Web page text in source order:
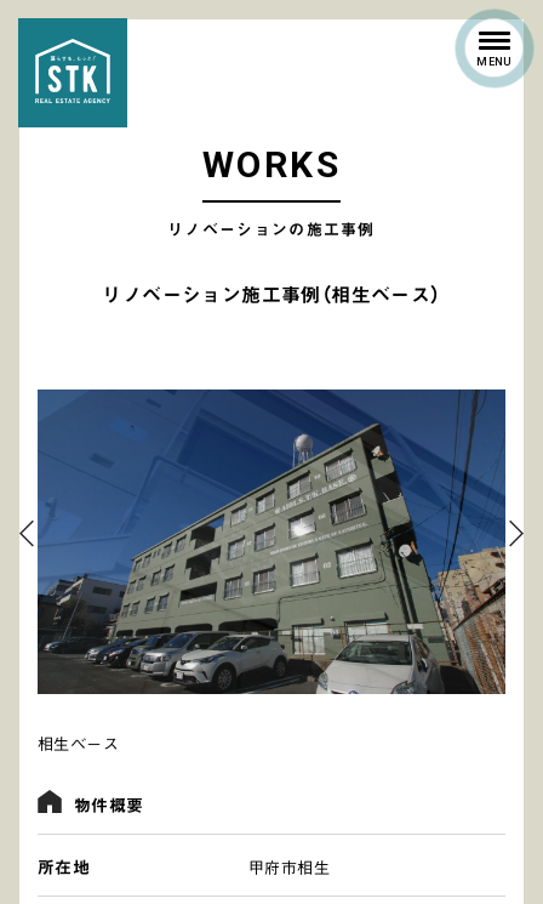
MENU
WORKS
リノベーションの施工事例
リノベーション施工事例（相生ベース）
相生ベース
物件概要
所在地 甲府市相生